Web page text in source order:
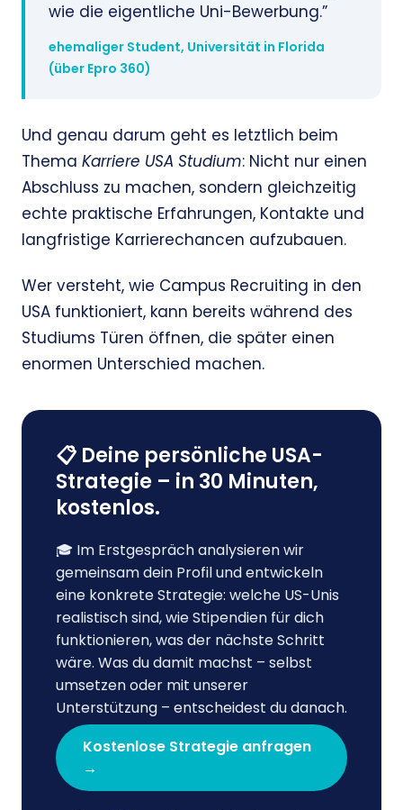
wie die eigentliche Uni-Bewerbung.”
ehemaliger Student, Universität in Florida
(über Epro 360)
Und genau darum geht es letztlich beim
Thema Karriere USA Studium: Nicht nur einen
Abschluss zu machen, sondern gleichzeitig
echte praktische Erfahrungen, Kontakte und
langfristige Karrierechancen aufzubauen.
Wer versteht, wie Campus Recruiting in den
USA funktioniert, kann bereits während des
Studiums Türen öffnen, die später einen
enormen Unterschied machen.
📋 Deine persönliche USA-
Strategie – in 30 Minuten,
kostenlos.
🎓 Im Erstgespräch analysieren wir
gemeinsam dein Profil und entwickeln
eine konkrete Strategie: welche US-Unis
realistisch sind, wie Stipendien für dich
funktionieren, was der nächste Schritt
wäre. Was du damit machst – selbst
umsetzen oder mit unserer
Unterstützung – entscheidest du danach.
Kostenlose Strategie anfragen
→